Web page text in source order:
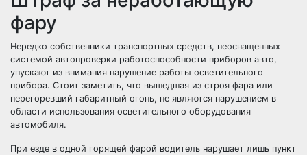
фару
Нередко собственники транспортных средств, неоснащенных
системой автопроверки работоспособности приборов авто,
упускают из внимания нарушение работы осветительного
прибора. Стоит заметить, что вышедшая из строя фара или
перегоревший габаритный огонь, не являются нарушением в
области использования осветительного оборудования
автомобиля.
При езде в одной горящей фарой водитель нарушает лишь пункт